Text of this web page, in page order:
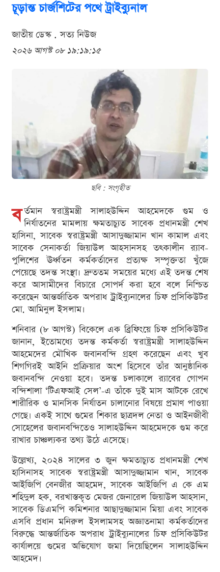
চূড়ান্ত চার্জশিটের পথে ট্রাইব্যুনাল
জাতীয় ডেস্ক . সত্য নিউজ
২০২৬ আগস্ট ০৮ ১৯:১৯:১৫
ছবি : সংগৃহীত
ব র্তমান স্বরাষ্ট্রমন্ত্রী সালাহউদ্দিন আহমেদকে গুম ও
নির্যাতনের মামলায় ক্ষমতাচ্যুত সাবেক প্রধানমন্ত্রী শেখ
হাসিনা, সাবেক স্বরাষ্ট্রমন্ত্রী আসাদুজ্জামান খান কামাল এবং
সাবেক সেনাকর্তা জিয়াউল আহসানসহ তৎকালীন র‍্যাব-
পুলিশের ঊর্ধ্বতন কর্মকর্তাদের প্রত্যক্ষ সম্পৃক্ততা খুঁজে
পেয়েছে তদন্ত সংস্থা। দ্রুততম সময়ের মধ্যে এই তদন্ত শেষ
করে আসামীদের বিচারে সোপর্দ করা হবে বলে নিশ্চিত
করেছেন আন্তর্জাতিক অপরাধ ট্রাইব্যুনালের চিফ প্রসিকিউটর
মো. আমিনুল ইসলাম।
শনিবার (৮ আগস্ট) বিকেলে এক ব্রিফিংয়ে চিফ প্রসিকিউটর
জানান, ইতোমধ্যে তদন্ত কর্মকর্তা স্বরাষ্ট্রমন্ত্রী সালাহউদ্দিন
আহমেদের মৌখিক জবানবন্দি গ্রহণ করেছেন এবং খুব
শিগগিরই আইনি প্রক্রিয়ার অংশ হিসেবে তাঁর আনুষ্ঠানিক
জবানবন্দি নেওয়া হবে। তদন্ত চলাকালে র‍্যাবের গোপন
বন্দিশালা ‘টিএফআই সেল’-এ তাঁকে দুই মাস আটকে রেখে
শারীরিক ও মানসিক নির্যাতন চালানোর বিষয়ে প্রমাণ পাওয়া
গেছে। একই সাথে গুমের শিকার ছাত্রদল নেতা ও আইনজীবী
সোহেলের জবানবন্দিতেও সালাহউদ্দিন আহমেদকে গুম করে
রাখার চাঞ্চল্যকর তথ্য উঠে এসেছে।
উল্লেখ্য, ২০২৪ সালের ৩ জুন ক্ষমতাচ্যুত প্রধানমন্ত্রী শেখ
হাসিনাসহ সাবেক স্বরাষ্ট্রমন্ত্রী আসাদুজ্জামান খান, সাবেক
আইজিপি বেনজীর আহমেদ, সাবেক আইজিপি এ কে এম
শহিদুল হক, বরখাস্তকৃত মেজর জেনারেল জিয়াউল আহসান,
সাবেক ডিএমপি কমিশনার আছাদুজ্জামান মিয়া এবং সাবেক
এসবি প্রধান মনিরুল ইসলামসহ অজ্ঞাতনামা কর্মকর্তাদের
বিরুদ্ধে আন্তর্জাতিক অপরাধ ট্রাইব্যুনালের চিফ প্রসিকিউটর
কার্যালয়ে গুমের অভিযোগ জমা দিয়েছিলেন সালাহউদ্দিন
আহমেদ।